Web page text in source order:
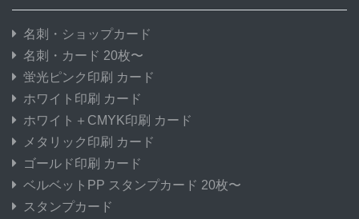
名刺・ショップカード
名刺・カード 20枚〜
蛍光ピンク印刷 カード
ホワイト印刷 カード
ホワイト＋CMYK印刷 カード
メタリック印刷 カード
ゴールド印刷 カード
ベルベットPP スタンプカード 20枚〜
スタンプカード